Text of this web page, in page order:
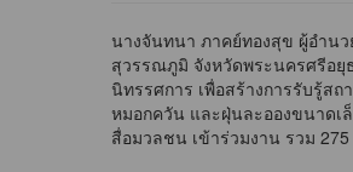
นางจันทนา ภาคย์ทองสุข ผู้อำน
สุวรรณภูมิ จังหวัดพระนครศรีอยุ
นิทรรศการ เพื่อสร้างการรับรู้ส
หมอกควัน และฝุ่นละอองขนาดเ
สื่อมวลชน เข้าร่วมงาน รวม